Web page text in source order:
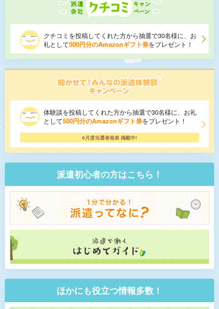
クチコミを投稿してくれた方から抽選で30名様に、お
礼として500円分のAmazonギフト券をプレゼント！
体験談を投稿してくれた方から抽選で30名様に、お礼
として500円分のAmazonギフト券をプレゼント！
6月度当選者発表 掲載中!
派遣初心者の方はこちら！
ほかにも役立つ情報多数！